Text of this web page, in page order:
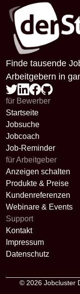
Finde tausende
Arbeitgebern in
für Bewerber
Startseite
Jobsuche
Jobcoach
Job-Reminder
für Arbeitgeber
Anzeigen schalten
Produkte & Preise
Kundenreferenzen
Webinare & Events
Support
Kontakt
Impressum
Datenschutz
© 2026 Jobcluster